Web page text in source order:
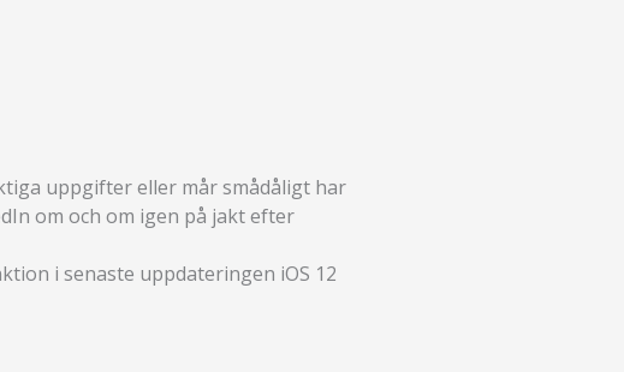
uppgifter eller mår smådåligt har
om och om igen på jakt efter
i senaste uppdateringen iOS 12